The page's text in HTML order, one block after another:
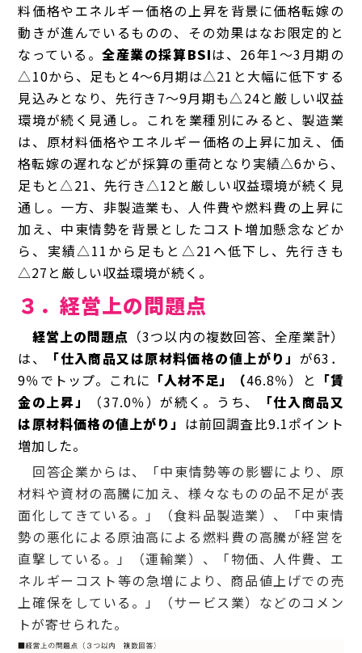
料価格やエネルギー価格の上昇を背景に価格転嫁の
動きが進んでいるものの、その効果はなお限定的と
なっている。全産業の採算BSIは、26年1～3月期の
△10から、足もと4～6月期は△21と大幅に低下する
見込みとなり、先行き7～9月期も△24と厳しい収益
環境が続く見通し。これを業種別にみると、製造業
は、原材料価格やエネルギー価格の上昇に加え、価
格転嫁の遅れなどが採算の重荷となり実績△6から、
足もと△21、先行き△12と厳しい収益環境が続く見
通し。一方、非製造業も、人件費や燃料費の上昇に
加え、中東情勢を背景としたコスト増加懸念などか
ら、実績△11から足もと△21へ低下し、先行きも
△27と厳しい収益環境が続く。
３．経営上の問題点
経営上の問題点 （3つ以内の複数回答、全産業計）
は、
「仕入商品又は原材料価格の値上がり」 が63．
9％でトップ。これに 「人材不足」（46.8％）と 「賃
金の上昇」
（37.0％）が続く。うち、
「仕入商品又
は原材料価格の値上がり」 は前回調査比9.1ポイント
増加した。
回答企業からは、「中東情勢等の影響により、原
材料や資材の高騰に加え、様々なものの品不足が表
面化してきている。」（食料品製造業）、「中東情
勢の悪化による原油高による燃料費の高騰が経営を
直撃している。」（運輸業）、「物価、人件費、エ
ネルギーコスト等の急増により、商品値上げでの売
上確保をしている。」（サービス業）などのコメン
トが寄せられた。